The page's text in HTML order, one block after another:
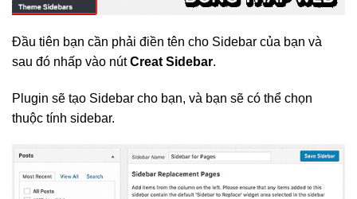
Đầu tiên bạn cần phải điền tên cho Sidebar của bạn và
sau đó nhấp vào nútCreat Sidebar.
Plugin sẽ tạo Sidebar cho bạn, và bạn sẽ có thể chọn
thuộc tính sidebar.